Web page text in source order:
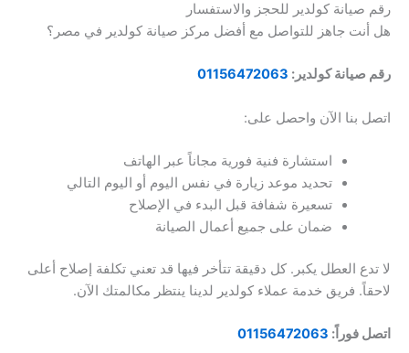
رقم صيانة كولدير للحجز والاستفسار
هل أنت جاهز للتواصل مع أفضل مركز صيانة كولدير في مصر؟
رقم صيانة كولدير: 01156472063
اتصل بنا الآن واحصل على:
استشارة فنية فورية مجاناً عبر الهاتف
تحديد موعد زيارة في نفس اليوم أو اليوم التالي
تسعيرة شفافة قبل البدء في الإصلاح
ضمان على جميع أعمال الصيانة
لا تدع العطل يكبر. كل دقيقة تتأخر فيها قد تعني تكلفة إصلاح أعلى
لاحقاً. فريق خدمة عملاء كولدير لدينا ينتظر مكالمتك الآن.
اتصل فوراً: 01156472063